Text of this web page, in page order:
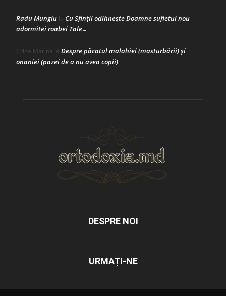
Radu Mungiu la Cu Sfinții odihnește Doamne sufletul nou
adormitei roabei Tale…
Crina Marina la Despre păcatul malahiei (masturbării) şi
onaniei (pazei de a nu avea copii)
DESPRE NOI
URMAȚI-NE